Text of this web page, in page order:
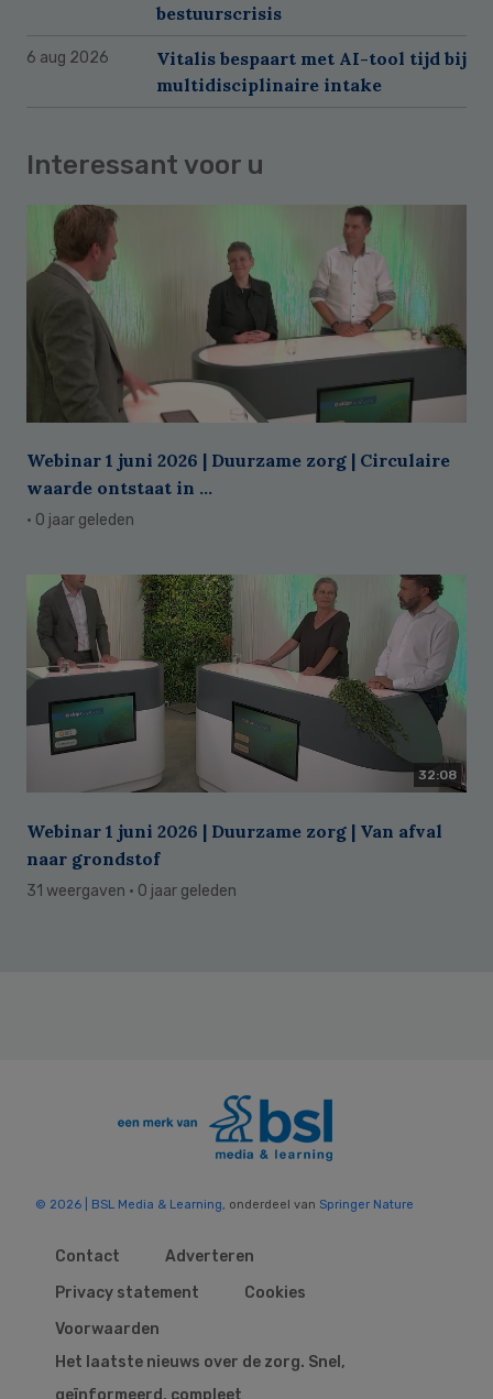
bestuurscrisis
6 aug 2026
Vitalis bespaart met AI-tool tijd bij
multidisciplinaire intake
Interessant voor u
Webinar 1 juni 2026 | Duurzame zorg | Circulaire
waarde ontstaat in ...
· 0 jaar geleden
32:08
Webinar 1 juni 2026 | Duurzame zorg | Van afval
naar grondstof
31 weergaven · 0 jaar geleden
© 2026 | BSL Media & Learning, onderdeel van Springer Nature
Contact
Adverteren
Privacy statement
Cookies
Voorwaarden
Het laatste nieuws over de zorg. Snel,
geïnformeerd, compleet